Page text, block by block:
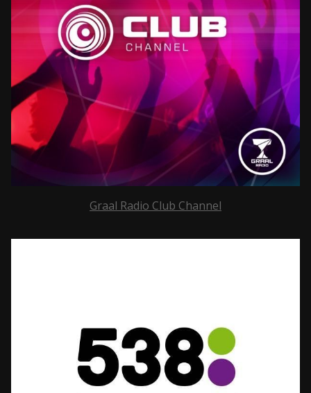
Graal Radio Club Channel